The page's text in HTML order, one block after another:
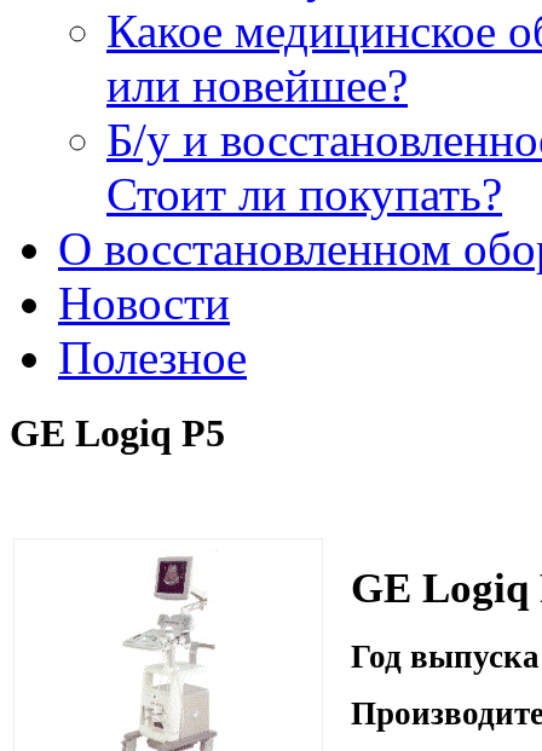
Какое медицинское
или новейшее?
Б/у и
Стоит ли покупать?
О восстановленном
Новости
Полезное
GE Logiq P5
GE Logiq
Год